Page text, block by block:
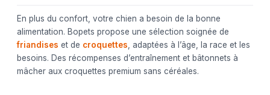
En plus du confort, votre chien a besoin de la bonne
alimentation. Bopets propose une sélection soignée de
friandises et de croquettes , adaptées à l’âge, la race et les
besoins. Des récompenses d’entraînement et bâtonnets à
mâcher aux croquettes premium sans céréales.